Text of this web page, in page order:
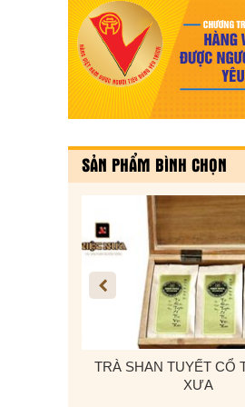
SẢN PHẨM BÌNH CHỌN
TRÀ SHAN TUYẾT CỔ
XƯA